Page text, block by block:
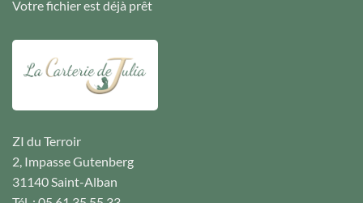
Votre fichier est déjà prêt
ZI du Terroir
2, Impasse Gutenberg
31140 Saint-Alban